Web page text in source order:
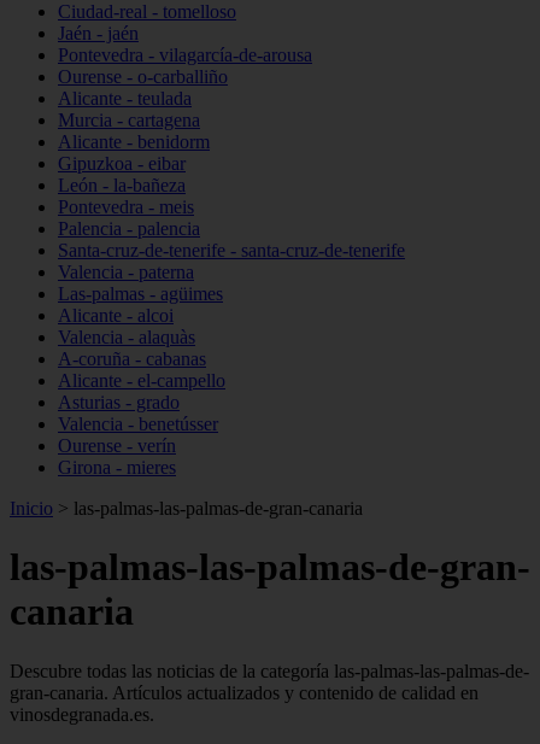
Ciudad-real - tomelloso
Jaén - jaén
Pontevedra - vilagarcía-de-arousa
Ourense - o-carballiño
Alicante - teulada
Murcia - cartagena
Alicante - benidorm
Gipuzkoa - eibar
León - la-bañeza
Pontevedra - meis
Palencia - palencia
Santa-cruz-de-tenerife - santa-cruz-de-tenerife
Valencia - paterna
Las-palmas - agüimes
Alicante - alcoi
Valencia - alaquàs
A-coruña - cabanas
Alicante - el-campello
Asturias - grado
Valencia - benetússer
Ourense - verín
Girona - mieres
Inicio > las-palmas-las-palmas-de-gran-canaria
las-palmas-las-palmas-de-gran-
canaria
Descubre todas las noticias de la categoría las-palmas-las-palmas-de-
gran-canaria. Artículos actualizados y contenido de calidad en
vinosdegranada.es.